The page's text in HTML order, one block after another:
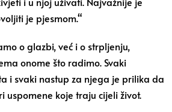
je pjesmom.“
o glazbi, već i o strpljenju,
onome što radimo. Svaki
i svaki nastup za njega je prilika da
uspomene koje traju cijeli život.